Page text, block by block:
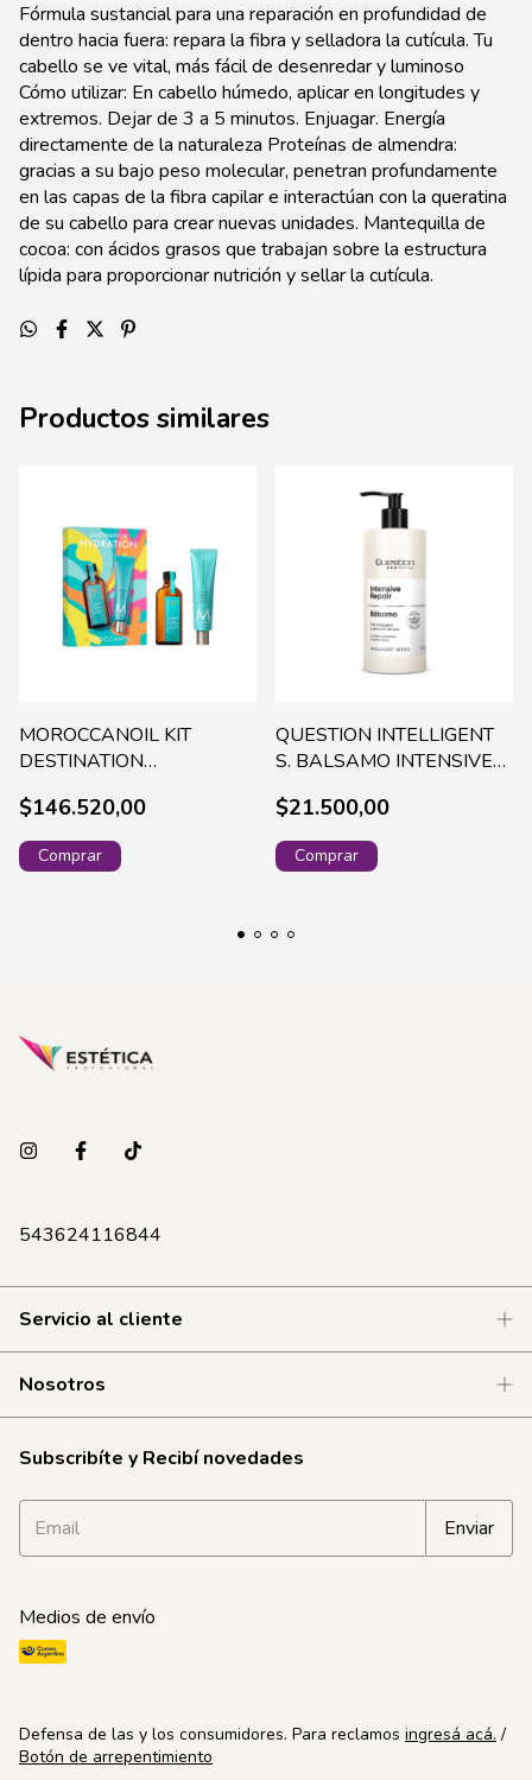
Fórmula sustancial para una reparación en profundidad de
dentro hacia fuera: repara la fibra y selladora la cutícula. Tu
cabello se ve vital, más fácil de desenredar y luminoso
Cómo utilizar: En cabello húmedo, aplicar en longitudes y
extremos. Dejar de 3 a 5 minutos. Enjuagar. Energía
directamente de la naturaleza Proteínas de almendra:
gracias a su bajo peso molecular, penetran profundamente
en las capas de la fibra capilar e interactúan con la queratina
de su cabello para crear nuevas unidades. Mantequilla de
cocoa: con ácidos grasos que trabajan sobre la estructura
lípida para proporcionar nutrición y sellar la cutícula.
Productos similares
MOROCCANOIL KIT
DESTINATION
(TRAT.+CREMA P/MANOS)
MO161
$146.520,00
QUESTION INTELLIGENT
S. BALSAMO INTENSIVE
$21.500,00
543624116844
Servicio al cliente
Nosotros
Subscribíte y Recibí novedades
Medios de envío
Defensa de las y los consumidores. Para reclamos ingresá acá. /
Botón de arrepentimiento